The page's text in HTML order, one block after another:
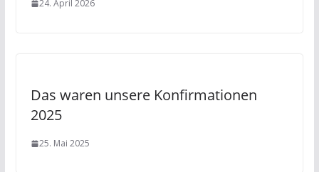
24. April 2026
Das waren unsere Konfirmationen
2025
25. Mai 2025